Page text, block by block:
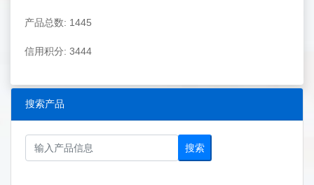
产品总数: 1445
信用积分: 3444
搜索产品
搜索